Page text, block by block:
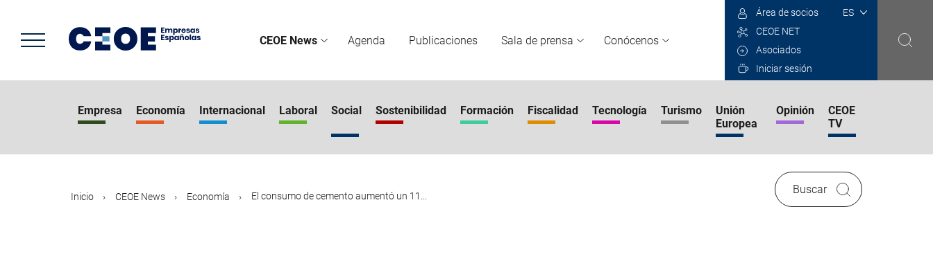
contenido
principal
CEOE News Agenda Publicaciones Sala de prensa Conócenos
Select
Área de socios
CEOE NET
Asociados
Iniciar sesión
Empresa Economía Internacional Laboral Social Sostenibilidad Formación Fiscalidad Tecnología Turismo
Unión
Europea
Opinión
CEOE
TV
Inicio CEOE News Economía El consumo de cemento aumentó un 11...
Buscar